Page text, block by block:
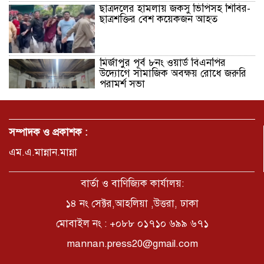
ছাত্রদলের হামলায় জকসু ভিপিসহ শিবির-
ছাত্রশক্তির বেশ কয়েকজন আহত
মির্জাপুর পূর্ব ৮নং ওয়ার্ড বিএনপির
উদ্যোগে সামাজিক অবক্ষয় রোধে জরুরি
পরামর্শ সভা
ভ্রমণ কাহিনী: পদ্মা পারে আনন্দ ভ্রমণ –
সময় –মুক্তা পারভীন
কক্সবাজার ইনানী বিচে ‘কুমিল্লা কবি
স্মারক বিতরণ
সম্পাদক ও প্রকাশক :
এম.এ.মান্নান.মান্না
বার্তা ও বাণিজ্যিক কার্যালয়:
১৪ নং সেক্টর,আহলিয়া ,উত্তরা, ঢাকা
মোবাইল নং : +০৮৮ ০১৭১০ ৬৯৯ ৬৭১
mannan.press20@gmail.com